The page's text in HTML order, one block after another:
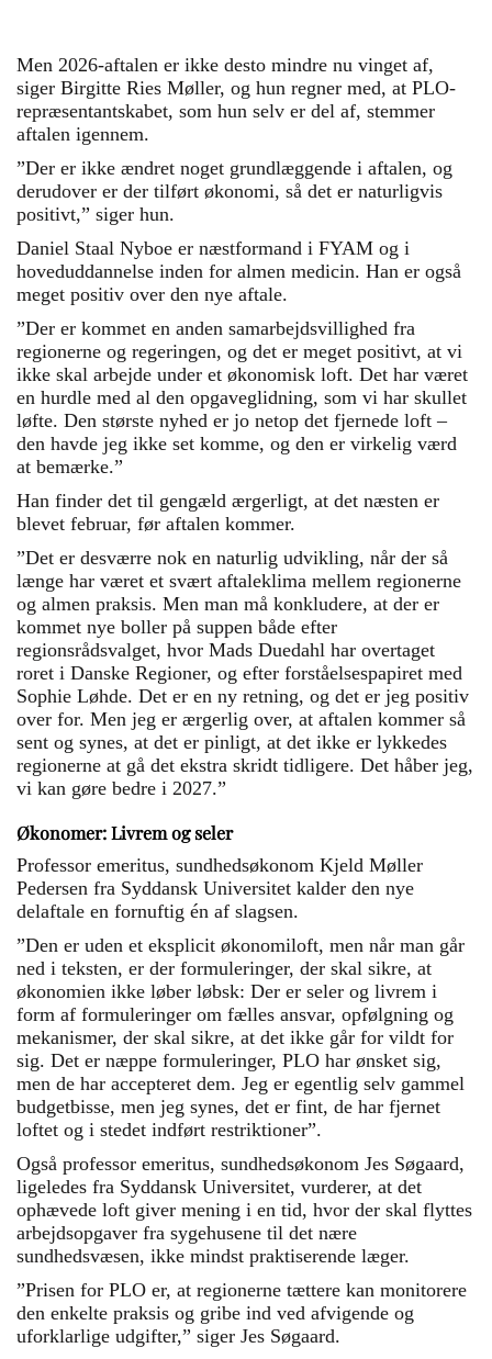
Men 2026-aftalen er ikke desto mindre nu vinget af,
siger Birgitte Ries Møller, og hun regner med, at PLO-
repræsentantskabet, som hun selv er del af, stemmer
aftalen igennem.
”Der er ikke ændret noget grundlæggende i aftalen, og
derudover er der tilført økonomi, så det er naturligvis
positivt,” siger hun.
Daniel Staal Nyboe er næstformand i FYAM og i
hoveduddannelse inden for almen medicin. Han er også
meget positiv over den nye aftale.
”Der er kommet en anden samarbejdsvillighed fra
regionerne og regeringen, og det er meget positivt, at vi
ikke skal arbejde under et økonomisk loft. Det har været
en hurdle med al den opgaveglidning, som vi har skullet
løfte. Den største nyhed er jo netop det fjernede loft –
den havde jeg ikke set komme, og den er virkelig værd
at bemærke.”
Han finder det til gengæld ærgerligt, at det næsten er
blevet februar, før aftalen kommer.
”Det er desværre nok en naturlig udvikling, når der så
længe har været et svært aftaleklima mellem regionerne
og almen praksis. Men man må konkludere, at der er
kommet nye boller på suppen både efter
regionsrådsvalget, hvor Mads Duedahl har overtaget
roret i Danske Regioner, og efter forståelsespapiret med
Sophie Løhde. Det er en ny retning, og det er jeg positiv
over for. Men jeg er ærgerlig over, at aftalen kommer så
sent og synes, at det er pinligt, at det ikke er lykkedes
regionerne at gå det ekstra skridt tidligere. Det håber jeg,
vi kan gøre bedre i 2027.”
Økonomer: Livrem og seler
Professor emeritus, sundhedsøkonom Kjeld Møller
Pedersen fra Syddansk Universitet kalder den nye
delaftale en fornuftig én af slagsen.
”Den er uden et eksplicit økonomiloft, men når man går
ned i teksten, er der formuleringer, der skal sikre, at
økonomien ikke løber løbsk: Der er seler og livrem i
form af formuleringer om fælles ansvar, opfølgning og
mekanismer, der skal sikre, at det ikke går for vildt for
sig. Det er næppe formuleringer, PLO har ønsket sig,
men de har accepteret dem. Jeg er egentlig selv gammel
budgetbisse, men jeg synes, det er fint, de har fjernet
loftet og i stedet indført restriktioner”.
Også professor emeritus, sundhedsøkonom Jes Søgaard,
ligeledes fra Syddansk Universitet, vurderer, at det
ophævede loft giver mening i en tid, hvor der skal flyttes
arbejdsopgaver fra sygehusene til det nære
sundhedsvæsen, ikke mindst praktiserende læger.
”Prisen for PLO er, at regionerne tættere kan monitorere
den enkelte praksis og gribe ind ved afvigende og
uforklarlige udgifter,” siger Jes Søgaard.